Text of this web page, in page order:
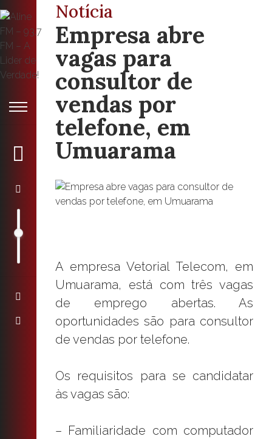
Notícia
Empresa abre
vagas para
consultor de
vendas por
telefone, em
Umuarama
A empresa Vetorial Telecom, em
Umuarama, está com três vagas
de emprego abertas. As
oportunidades são para consultor
de vendas por telefone.
Os requisitos para se candidatar
às vagas são:
– Familiaridade com computador